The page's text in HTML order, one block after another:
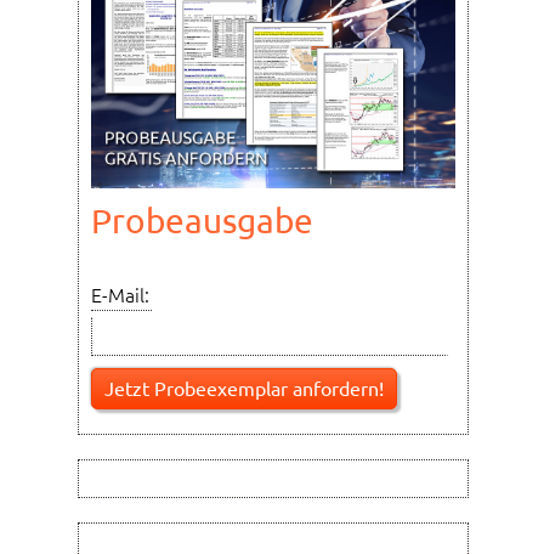
Probeausgabe
E-Mail: